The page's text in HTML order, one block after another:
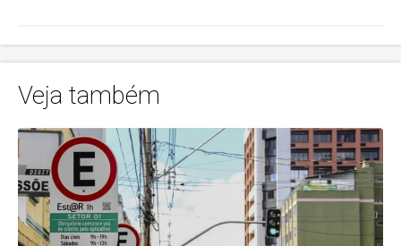
Veja também